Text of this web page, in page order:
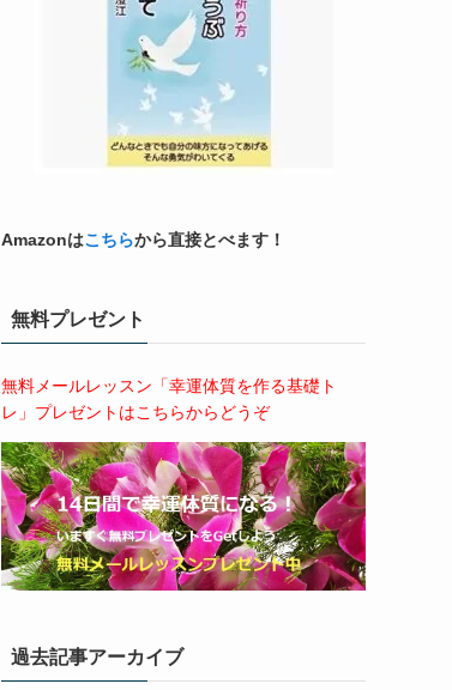
Amazonはこちらから直接とべます！
無料プレゼント
無料メールレッスン「幸運体質を作る基礎ト
レ」プレゼントはこちらからどうぞ
過去記事アーカイブ